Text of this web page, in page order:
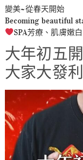
變美~從春天開始
Becoming beautiful
SPA芳療、肌膚嫩白
大年初五
大家大發